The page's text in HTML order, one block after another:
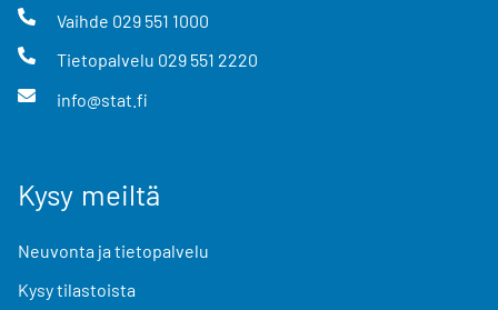
Vaihde 029 551 1000
Tietopalvelu 029 551 2220
info@stat.fi
Kysy meiltä
Neuvonta ja tietopalvelu
Kysy tilastoista